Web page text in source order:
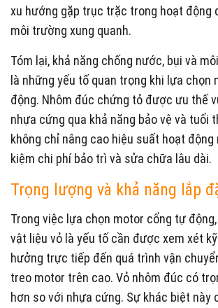
xu hướng gặp trục trặc trong hoạt động
môi trường xung quanh.
Tóm lại, khả năng chống nước, bụi và
là những yếu tố quan trọng khi lựa chọn
động. Nhôm đúc chứng tỏ được ưu thế
nhựa cứng qua khả năng bảo vệ và tuổi
không chỉ nâng cao hiệu suất hoạt
kiệm chi phí bảo trì và sửa chữa lâu dài.
Trọng lượng và khả năng lắp
Trong việc lựa chọn motor cổng tự
vật liệu vỏ là yếu tố cần được xem xét
hưởng trực tiếp đến quá trình vận
treo motor trên cao. Vỏ nhôm đúc có
hơn so với nhựa cứng. Sự khác biệt này